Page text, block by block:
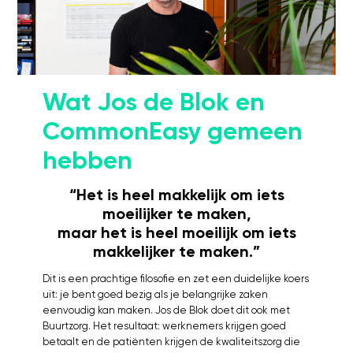
Kosten
Webinars's
Overige video's
Netwerk
Netwerk
Groepen
Social
Facebook
Linkedin
Wat Jos de Blok en
CommonEasy gemeen
hebben
“Het is heel makkelijk om iets
moeilijker te maken,
maar het is heel moeilijk om iets
makkelijker te maken.”
Dit is een prachtige filosofie en zet een duidelijke koers
uit: je bent goed bezig als je belangrijke zaken
eenvoudig kan maken. Jos de Blok doet dit ook met
Buurtzorg. Het resultaat: werknemers krijgen goed
betaalt en de patiënten krijgen de kwaliteitszorg die